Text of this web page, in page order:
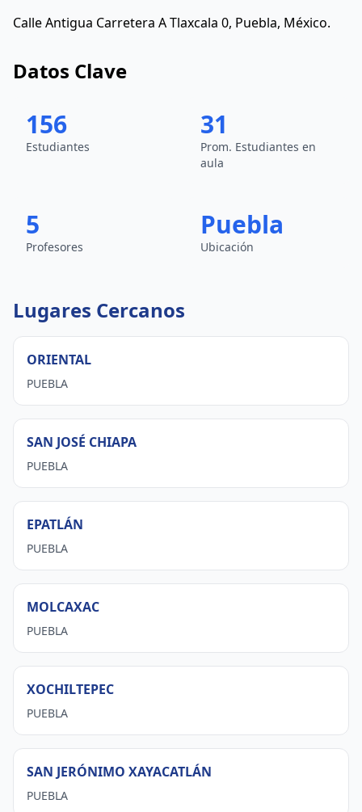
Calle Antigua Carretera A Tlaxcala 0, Puebla, México.
Datos Clave
156
Estudiantes
31
Prom. Estudiantes en
aula
5
Profesores
Puebla
Ubicación
Lugares Cercanos
ORIENTAL
PUEBLA
SAN JOSÉ CHIAPA
PUEBLA
EPATLÁN
PUEBLA
MOLCAXAC
PUEBLA
XOCHILTEPEC
PUEBLA
SAN JERÓNIMO XAYACATLÁN
PUEBLA